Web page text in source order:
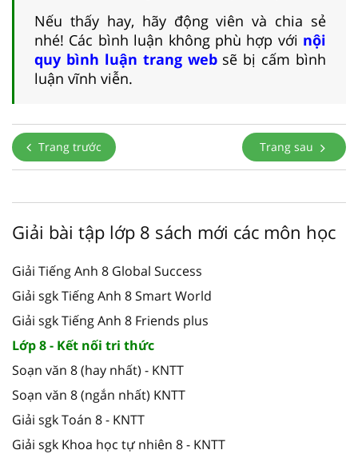
Nếu thấy hay, hãy động viên và chia sẻ
nhé! Các bình luận không phù hợp với nội
quy bình luận trang websẽ bị cấm bình
luận vĩnh viễn.
Trang trước Trang sau
Giải bài tập lớp 8 sách mới các môn học
Giải Tiếng Anh 8 Global Success
Giải sgk Tiếng Anh 8 Smart World
Giải sgk Tiếng Anh 8 Friends plus
Lớp 8 - Kết nối tri thức
Soạn văn 8 (hay nhất) - KNTT
Soạn văn 8 (ngắn nhất) KNTT
Giải sgk Toán 8 - KNTT
Giải sgk Khoa học tự nhiên 8 - KNTT